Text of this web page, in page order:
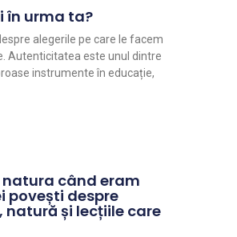
în urma ta?
alegerile pe care le facem
Autenticitatea este unul dintre
instrumente în educație,
natura când eram
povești despre
natură și lecțiile care